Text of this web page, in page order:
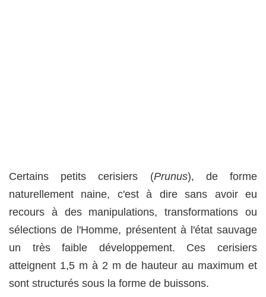
Certains petits cerisiers (Prunus), de forme
naturellement naine, c'est à dire sans avoir eu
recours à des manipulations, transformations ou
sélections de l'Homme, présentent à l'état sauvage
un très faible développement. Ces cerisiers
atteignent 1,5 m à 2 m de hauteur au maximum et
sont structurés sous la forme de buissons.